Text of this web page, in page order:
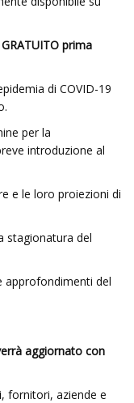
prima
di COVID-19
per la
introduzione al
e le loro proiezioni di
stagionatura del
approfondimenti del
aggiornato con
fornitori, aziende e